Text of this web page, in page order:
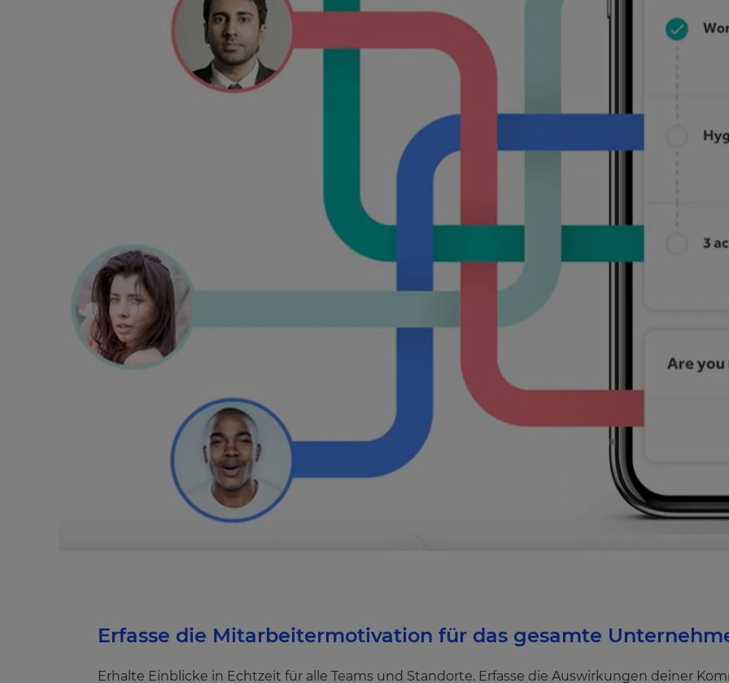
Erfasse die Mitarbeitermotivation für das gesamte
Erhalte Einblicke in Echtzeit für alle Teams und Standorte. Erfasse die Auswirkungen deiner